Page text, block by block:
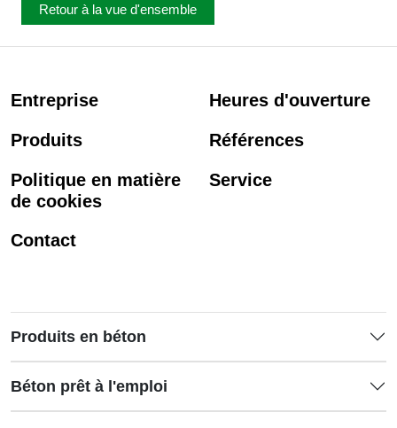
Retour à la vue d'ensemble
Entreprise Heures d'ouverture
Produits Références
Politique en matière
de cookies
Service
Contact
Produits en béton
Béton prêt à l'emploi